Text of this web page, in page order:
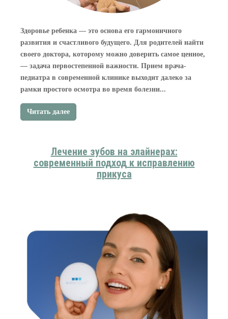
Здоровье ребенка — это основа его гармоничного
развития и счастливого будущего. Для родителей найти
своего доктора, которому можно доверить самое ценное,
— задача первостепенной важности. Прием врача-
педиатра в современной клинике выходит далеко за
рамки простого осмотра во время болезни...
Читать далее
Лечение зубов на элайнерах:
современный подход к исправлению
прикуса